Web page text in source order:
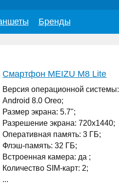
Бренды
Смартфон MEIZU M8 Lite
Версия операционной системы:
Android 8.0 Oreo;
Размер экрана: 5.7";
Разрешение экрана: 720x1440;
Оперативная память: 3 ГБ;
Флэш-память: 32 ГБ;
Встроенная камера: да ;
Количество SIM-карт: 2;
...